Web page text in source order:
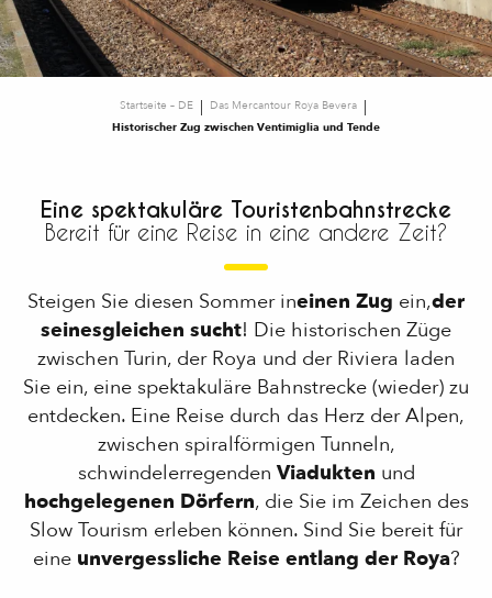
Startseite – DE
Das Mercantour Roya Bevera
Historischer Zug zwischen Ventimiglia und Tende
Eine spektakuläre Touristenbahnstrecke
Bereit für eine Reise in eine andere Zeit?
Steigen Sie diesen Sommer ineinen Zug ein,der
seinesgleichen sucht! Die historischen Züge
zwischen Turin, der Roya und der Riviera laden
Sie ein, eine spektakuläre Bahnstrecke (wieder) zu
entdecken. Eine Reise durch das Herz der Alpen,
zwischen spiralförmigen Tunneln,
schwindelerregenden Viadukten und
hochgelegenen Dörfern, die Sie im Zeichen des
Slow Tourism erleben können. Sind Sie bereit für
eine unvergessliche Reise entlang der Roya?